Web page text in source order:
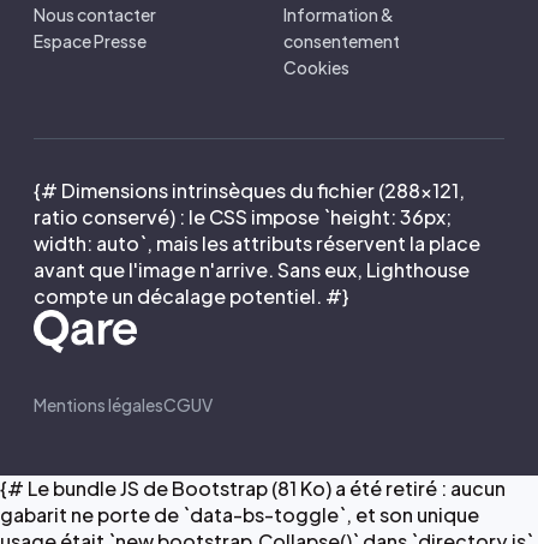
Nous contacter
Espace Presse
Information &
consentement
Cookies
{# Dimensions intrinsèques du fichier (288×121,
ratio conservé) : le CSS impose `height: 36px;
width: auto`, mais les attributs réservent la place
avant que l'image n'arrive. Sans eux, Lighthouse
compte un décalage potentiel. #}
Mentions légalesCGUV
{# Le bundle JS de Bootstrap (81 Ko) a été retiré : aucun
gabarit ne porte de `data-bs-toggle`, et son unique